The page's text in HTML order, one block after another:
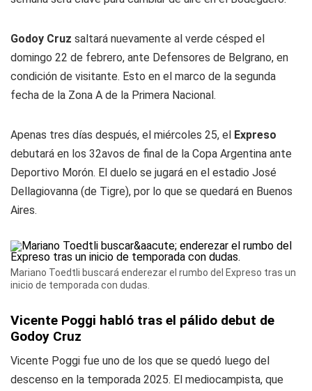
Godoy Cruz saltará nuevamente al verde césped el
domingo 22 de febrero, ante Defensores de Belgrano, en
condición de visitante. Esto en el marco de la segunda
fecha de la Zona A de la Primera Nacional.
Apenas tres días después, el miércoles 25, el Expreso
debutará en los 32avos de final de la Copa Argentina ante
Deportivo Morón. El duelo se jugará en el estadio José
Dellagiovanna (de Tigre), por lo que se quedará en Buenos
Aires.
Mariano Toedtli buscará enderezar el rumbo del Expreso tras un
inicio de temporada con dudas.
Vicente Poggi habló tras el pálido debut de
Godoy Cruz
Vicente Poggi fue uno de los que se quedó luego del
descenso en la temporada 2025. El mediocampista, que